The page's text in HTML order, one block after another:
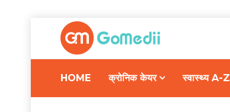
HOME क्रोनिक केयर स्वास्थ्य A-Z